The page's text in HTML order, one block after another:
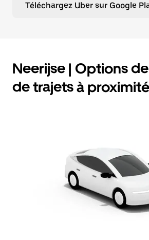
Téléchargez Uber sur Google
Neerijse | Options
de trajets à proximité